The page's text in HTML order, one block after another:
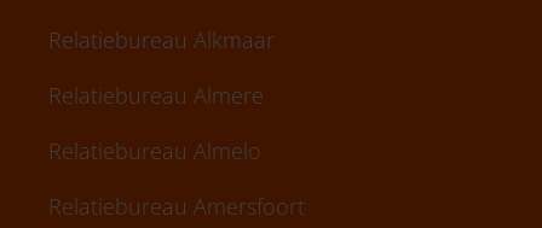
Relatiebureau Alkmaar
Relatiebureau Almere
Relatiebureau Almelo
Relatiebureau Amersfoort